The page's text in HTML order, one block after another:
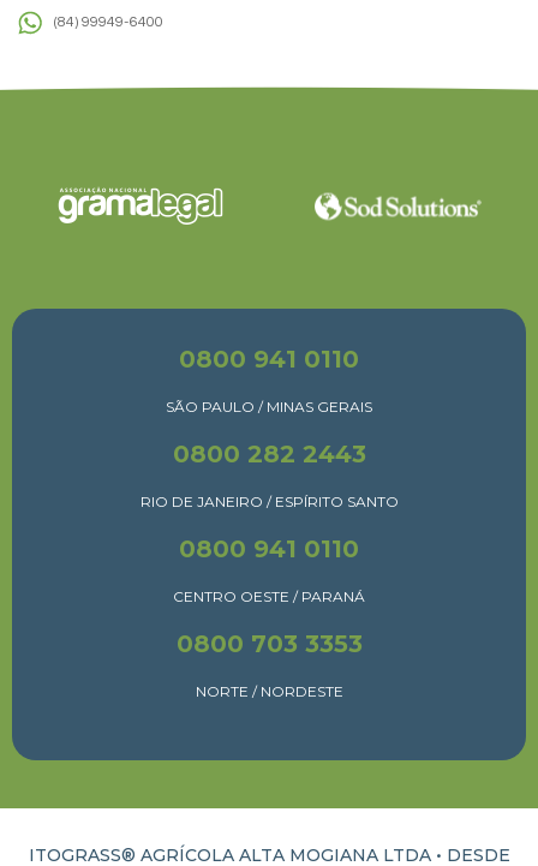
(84) 99949-6400
0800 941 0110
SÃO PAULO / MINAS GERAIS
0800 282 2443
RIO DE JANEIRO / ESPÍRITO SANTO
0800 941 0110
CENTRO OESTE / PARANÁ
0800 703 3353
NORTE / NORDESTE
ITOGRASS® AGRÍCOLA ALTA MOGIANA LTDA • DESDE